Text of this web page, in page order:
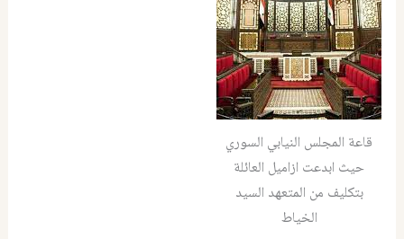
قاعة المجلس النيابي السوري
حيث ابدعت ازاميل العائلة
بتكليف من المتعهد السيد
الخياط